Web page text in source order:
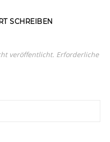
SCHREIBEN
veröffentlicht. Erforderliche